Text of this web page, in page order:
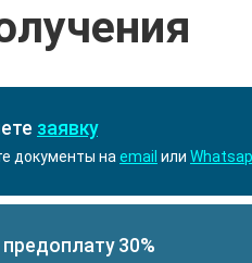
заявку
документы на email или
30%